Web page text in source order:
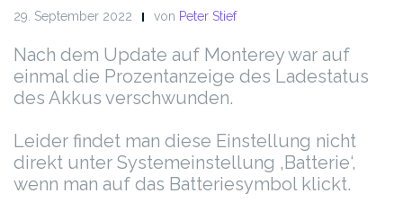
29. September 2022 von Peter Stief
Nach dem Update auf Monterey war auf
einmal die Prozentanzeige des Ladestatus
des Akkus verschwunden.
Leider findet man diese Einstellung nicht
direkt unter Systemeinstellung ‚Batterie‘,
wenn man auf das Batteriesymbol klickt.